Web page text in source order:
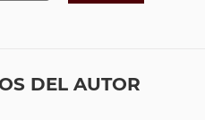
DEL AUTOR